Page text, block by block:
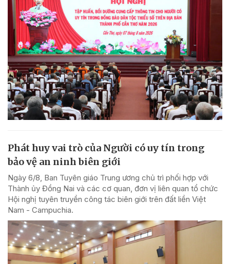
Phát huy vai trò của Người có uy tín trong
bảo vệ an ninh biên giới
Ngày 6/8, Ban Tuyên giáo Trung ương chủ trì phối hợp với
Thành ủy Đồng Nai và các cơ quan, đơn vị liên quan tổ chức
Hội nghị tuyên truyền công tác biên giới trên đất liền Việt
Nam - Campuchia.